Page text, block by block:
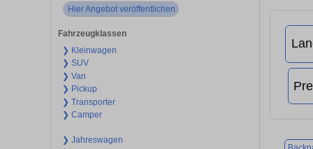
Hier Angebot veröffentlichen
Fahrzeugklassen
❯ Kleinwagen
❯ SUV
❯ Van
❯ Pickup
❯ Transporter
❯ Camper
❯ Jahreswagen